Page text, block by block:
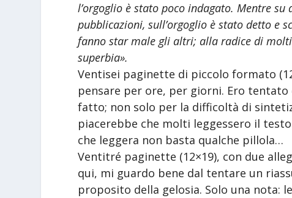
l’orgoglio è stato poco indagato. Mentre
pubblicazioni, sull’orgoglio è stato detto e
fanno star male gli altri; alla radice di
superbia».
Ventisei paginette di piccolo formato
pensare per ore, per giorni. Ero
fatto; non solo per la difficoltà di
piacerebbe che molti leggessero il
che leggera non basta qualche pillola…
Ventitré paginette (12×19), con due
qui, mi guardo bene dal tentare un
proposito della gelosia. Solo una nota: